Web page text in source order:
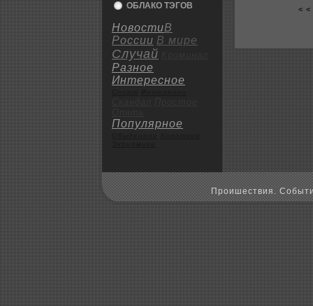
ОБЛАКО ТЭГОВ
НовостиВ
России В мире
Случай
Разное
Интересное
Популярное
<
Пpoишествия.